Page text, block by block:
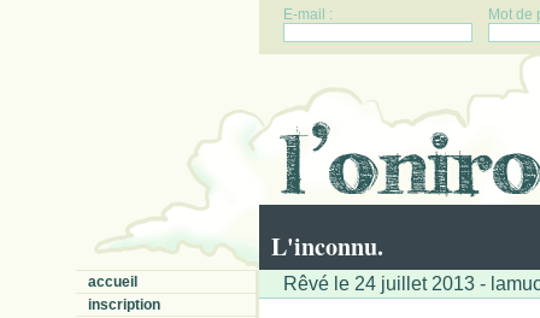
E-mail : Mot de
L'inconnu.
accueil
inscription
Rêvé le 24 juillet 2013 -